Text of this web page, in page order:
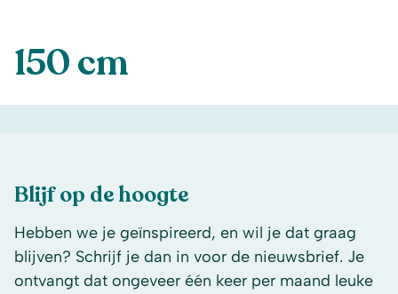
150 cm
Blijf op de hoogte
Hebben we je geïnspireerd, en wil je dat graag
blijven? Schrijf je dan in voor de nieuwsbrief. Je
ontvangt dat ongeveer één keer per maand leuke